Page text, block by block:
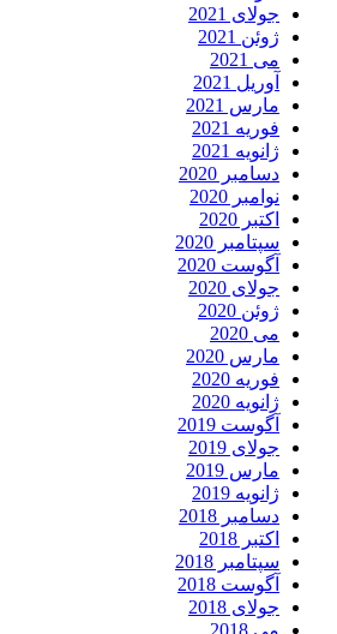
جولای 2021
ژوئن 2021
می 2021
آوریل 2021
مارس 2021
فوریه 2021
ژانویه 2021
دسامبر 2020
نوامبر 2020
اکتبر 2020
سپتامبر 2020
آگوست 2020
جولای 2020
ژوئن 2020
می 2020
مارس 2020
فوریه 2020
ژانویه 2020
آگوست 2019
جولای 2019
مارس 2019
ژانویه 2019
دسامبر 2018
اکتبر 2018
سپتامبر 2018
آگوست 2018
جولای 2018
می 2018